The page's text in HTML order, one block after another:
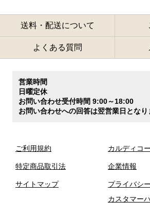
送料・配送について
よくある質問
営業時間
日曜定休
お問い合わせ受付時間 9:00～18:00
お問い合わせへの回答は翌営業日となり
ご利用規約
特定商品取引法
サイトマップ
カルディコ
企業情報
プライバシ
カスタマー